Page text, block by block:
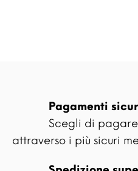
Pagamenti
Scegli di
attraverso i più sicuri